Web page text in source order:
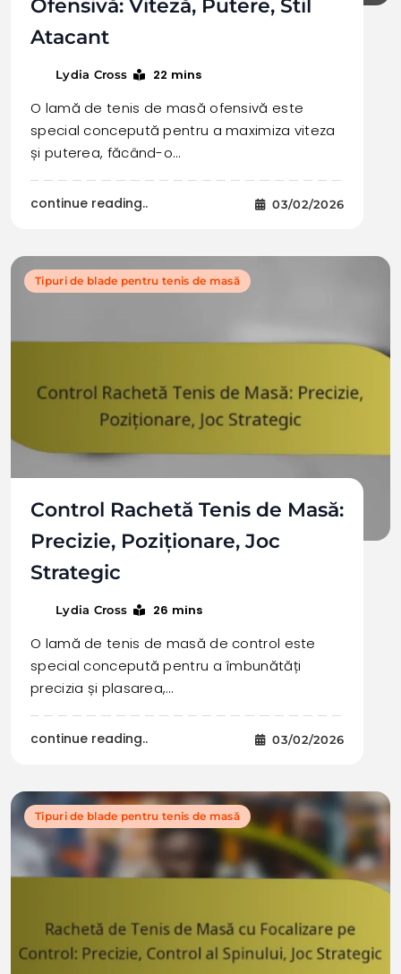
Ofensivă: Viteză, Putere, Stil
Atacant
Lydia Cross 22 mins
O lamă de tenis de masă ofensivă este
special concepută pentru a maximiza viteza
și puterea, făcând-o…
continue reading.. 03/02/2026
Tipuri de blade pentru tenis de masă
Control Rachetă Tenis de Masă:
Precizie, Poziționare, Joc
Strategic
Lydia Cross 26 mins
O lamă de tenis de masă de control este
special concepută pentru a îmbunătăți
precizia și plasarea,…
continue reading.. 03/02/2026
Tipuri de blade pentru tenis de masă